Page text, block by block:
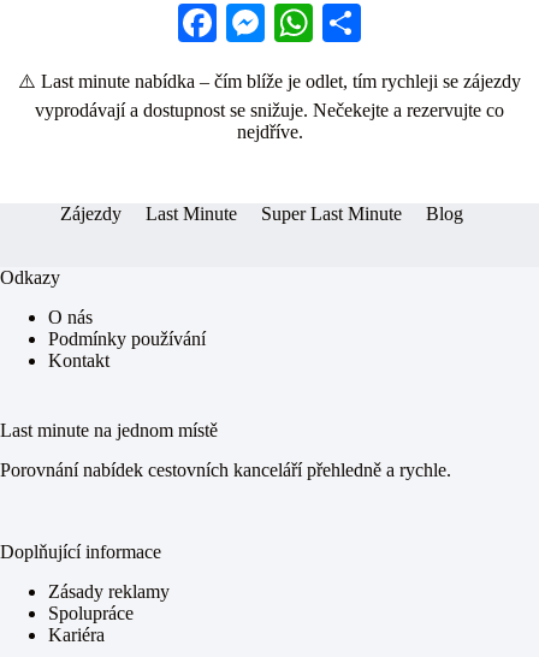
Fa
ce
bo
ok
M
es
se
ng
W
ts
ha
re
⚠️ Last minute nabídka – čím blíže je odlet, tím rychleji se zájezdy
vyprodávají a dostupnost se snižuje. Nečekejte a rezervujte co
nejdříve.
Zájezdy Last Minute Super Last Minute Blog
Odkazy
O nás
Podmínky používání
Kontakt
Last minute na jednom místě
Porovnání nabídek cestovních kanceláří přehledně a rychle.
Doplňující informace
Zásady reklamy
Spolupráce
Kariéra